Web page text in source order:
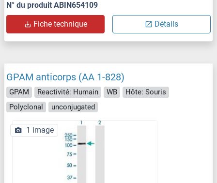
N° du produit ABIN654109
Fiche technique Détails
GPAM anticorps (AA 1-828)
GPAM Reactivité: Humain WB
Hôte: Souris
Polyclonal
unconjugated
1 image